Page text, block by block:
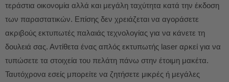
τεράστια οικονομία αλλά και μεγάλη ταχύτητα κατά την έκδοση
των παραστατικών. Επίσης δεν χρειάζεται να αγοράσετε
ακριβούς εκτυπωτές παλαιάς τεχνολογίας για να κάνετε τη
δουλειά σας. Αντίθετα ένας απλός εκτυπωτής laser αρκεί για να
τυπώσετε τα στοιχεία του πελάτη πάνω στην έτοιμη μακέτα.
Ταυτόχρονα εσείς μπορείτε να ζητήσετε μικρές ή μεγάλες